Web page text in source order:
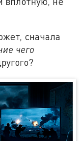
сначала
чего